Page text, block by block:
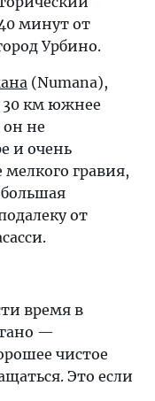
минут от
Урбино.
(Numana),
км южнее
не
и очень
гравия,
от
время в
—
чистое
Это если